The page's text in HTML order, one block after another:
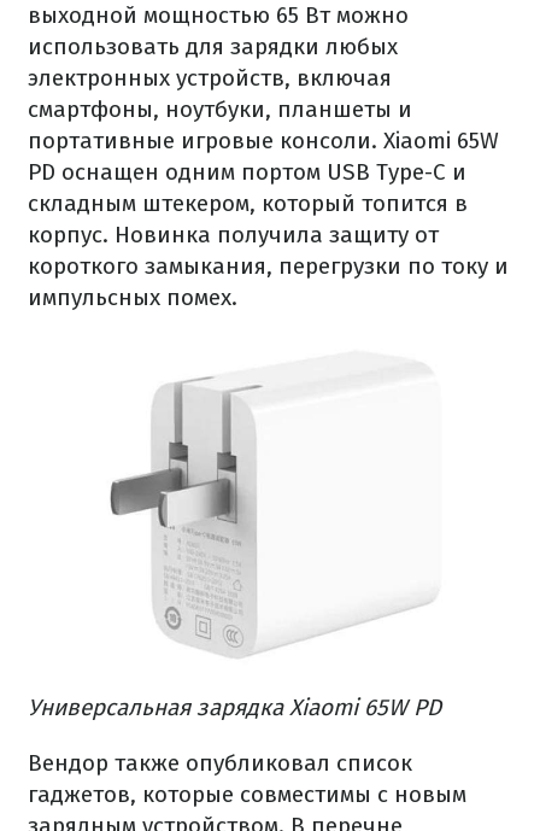
выходной мощностью 65 Вт можно
использовать для зарядки любых
электронных устройств, включая
смартфоны, ноутбуки, планшеты и
портативные игровые консоли. Xiaomi 65W
PD оснащен одним портом USB Type-C и
складным штекером, который топится в
корпус. Новинка получила защиту от
короткого замыкания, перегрузки по току и
импульсных помех.
Универсальная зарядка Xiaomi 65W PD
Вендор также опубликовал список
гаджетов, которые совместимы с новым